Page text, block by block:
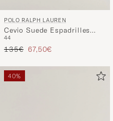
POLO RALPH LAUREN
Cevio Suede Espadrilles
Dirty Buck
44
Regulärer Preis
135€ Reduzierter Preis
67,50€
40%